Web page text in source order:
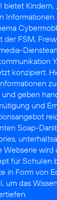
bietet
Informationen
der FSM,
konzipiert.
geben
und
Soap-
Webserie wird
für Schulen
in Form von
um das